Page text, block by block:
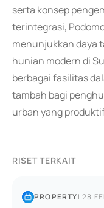
serta konsep
terintegrasi,
menunjukkan daya
hunian modern di
berbagai fasilitas
tambah bagi
urban yang
RISET TERKAIT
PROPERTY|28